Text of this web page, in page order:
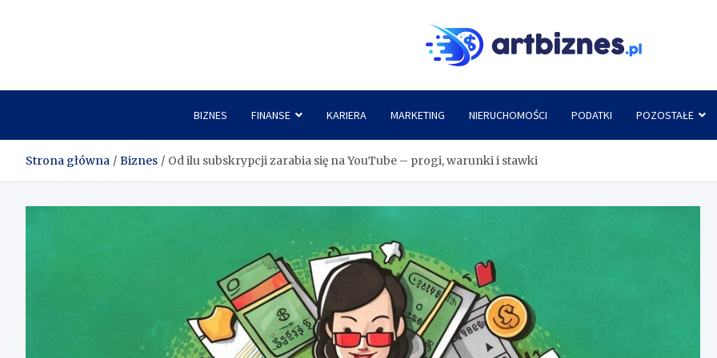
BIZNES FINANSE KARIERA MARKETING NIERUCHOMOŚCI PODATKI POZOSTAŁE
Strona główna Biznes Od ilu subskrypcji zarabia się na YouTube – progi, warunki i stawki